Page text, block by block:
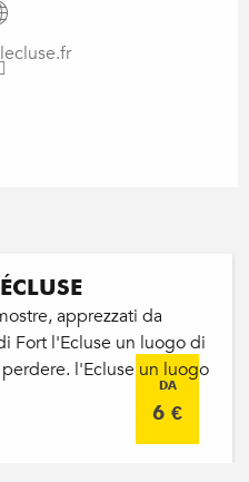
DA
6 €
apprezzati da
Fort l'Ecluse un luogo di
l'Ecluse un luogo